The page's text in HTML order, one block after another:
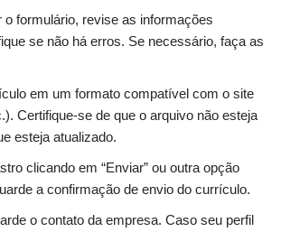
o formulário, revise as informações
se não há erros. Se necessário, faça as
em um formato compatível com o site
Certifique-se de que o arquivo não esteja
esteja atualizado.
clicando em “Enviar” ou outra opção
a confirmação de envio do currículo.
o contato da empresa. Caso seu perfil